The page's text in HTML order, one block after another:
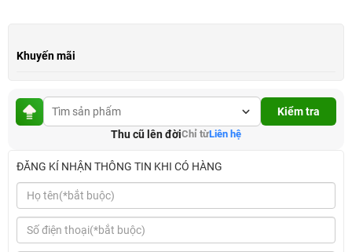
Khuyến mãi
Kiểm tra
Thu cũ lên đờiChỉ từLiên hệ
ĐĂNG KÍ NHẬN THÔNG TIN KHI CÓ HÀNG